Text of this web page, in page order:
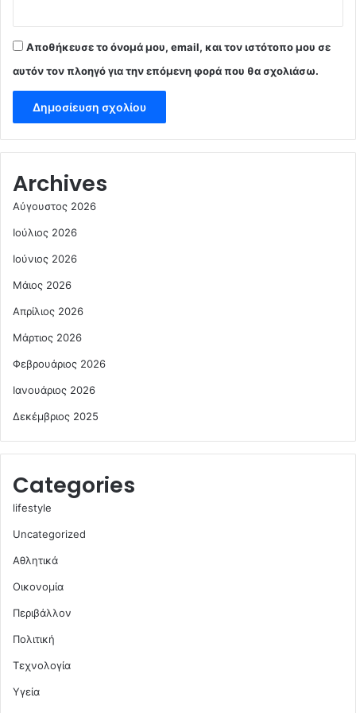
Αποθήκευσε το όνομά μου, email, και τον ιστότοπο μου σε
αυτόν τον πλοηγό για την επόμενη φορά που θα σχολιάσω.
Archives
Αύγουστος 2026
Ιούλιος 2026
Ιούνιος 2026
Μάιος 2026
Απρίλιος 2026
Μάρτιος 2026
Φεβρουάριος 2026
Ιανουάριος 2026
Δεκέμβριος 2025
Categories
lifestyle
Uncategorized
Αθλητικά
Οικονομία
Περιβάλλον
Πολιτική
Τεχνολογία
Υγεία